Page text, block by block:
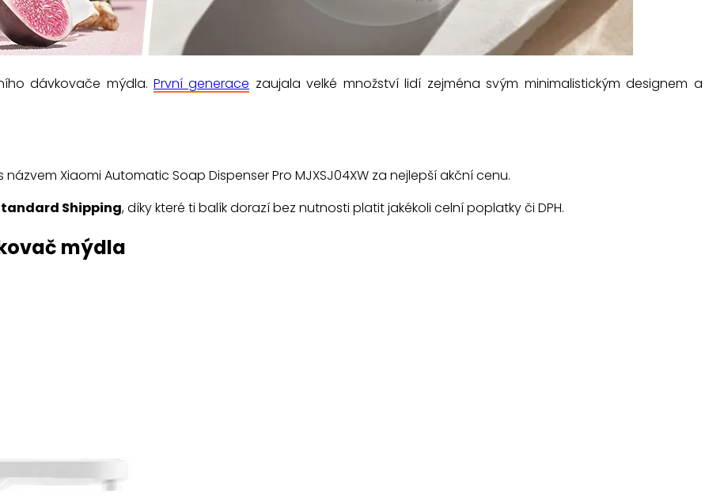
dávkovače mýdla. První generace zaujala velké množství lidí zejména svým minimalistickým designem a
Xiaomi Automatic Soap Dispenser Pro MJXSJ04XW za nejlepší akční cenu.
Shipping, díky které ti balík dorazí bez nutnosti platit jakékoli celní poplatky či DPH.
mýdla